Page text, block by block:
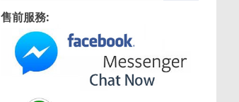
售前服務: